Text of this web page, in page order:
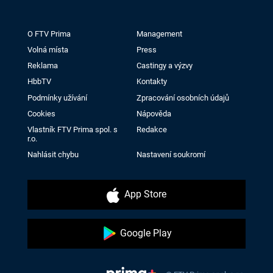
O FTV Prima
Management
Volná místa
Press
Reklama
Castingy a výzvy
HbbTV
Kontakty
Podmínky užívání
Zpracování osobních údajů
Cookies
Nápověda
Vlastník FTV Prima spol. s
r.o.
Redakce
Nahlásit chybu Nastavení soukromí
App Store
Google Play